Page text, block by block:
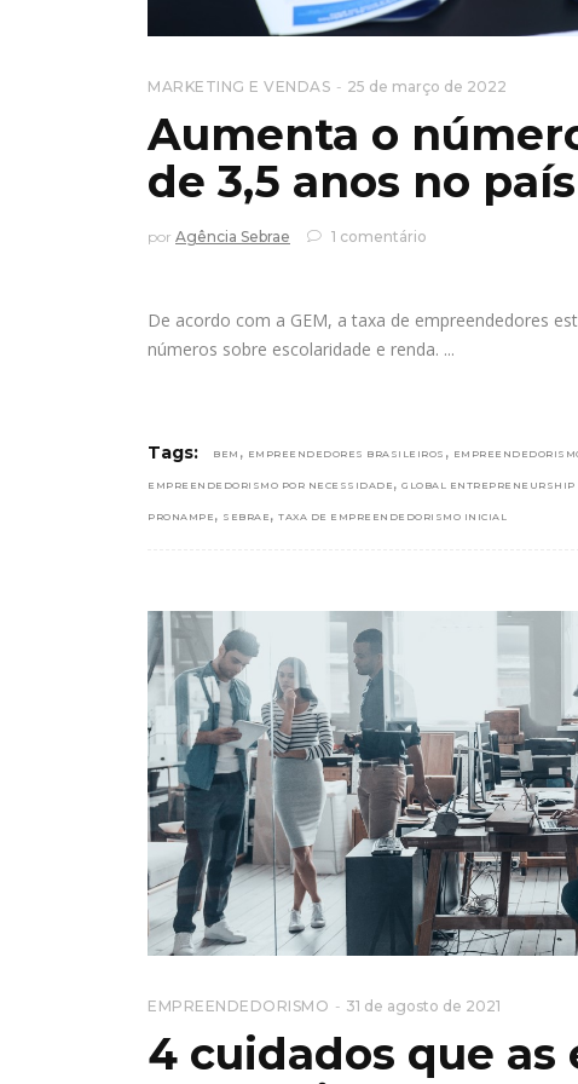
MARKETING E VENDAS 25 de março de 2022
Aumenta o
de 3,5 anos no país
por Agência Sebrae 1 comentário
De acordo com a GEM, a taxa de empreendedores
números sobre escolaridade e renda.
Tags: BEM , EMPREENDEDORES BRASILEIROS ,
EMPREENDEDORISMO POR NECESSIDADE , GLOBAL ENTREPRENEURSHIP
PRONAMPE , SEBRAE , TAXA DE EMPREENDEDORISMO INICIAL
EMPREENDEDORISMO 31 de agosto de 2021
4 cuidados que